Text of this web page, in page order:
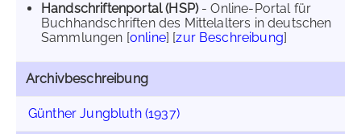
Handschriftenportal (HSP)- Online-Portal für
Buchhandschriften des Mittelalters in deutschen
Sammlungen [online] [zur Beschreibung]
Archivbeschreibung
Günther Jungbluth (1937)